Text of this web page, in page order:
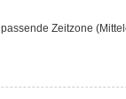
Zeitzone